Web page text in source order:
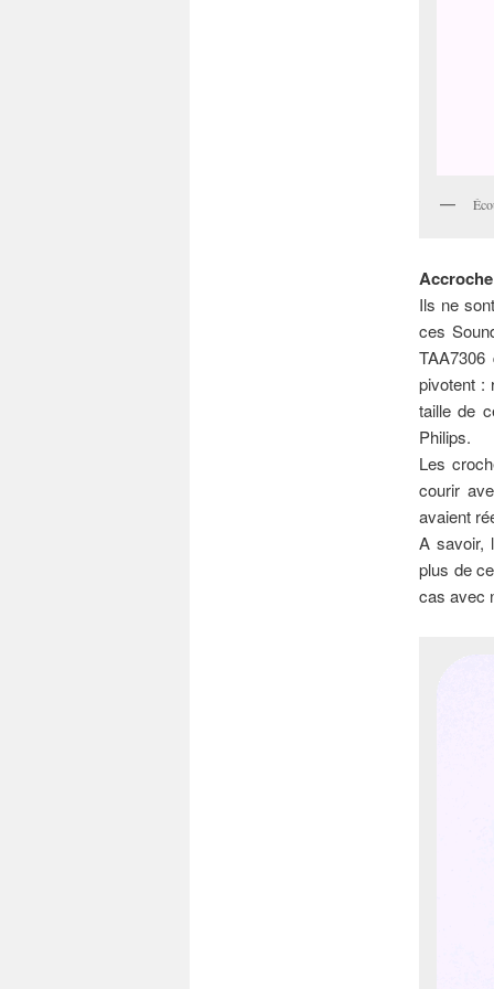
Accroche
Ils ne
ces
pivotent :
taille de
Philips.
Les
courir
avaient
A savoir,
plus de
cas avec